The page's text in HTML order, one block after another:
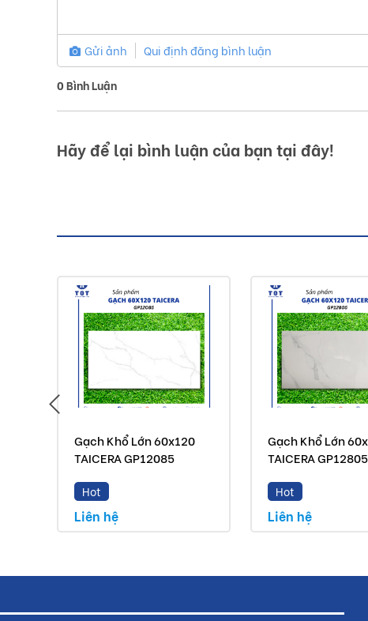
Gửi ảnh Qui định đăng bình luận
0Bình Luận
Hãy để lại bình luận của bạn tại đây!
Gạch Khổ Lớn 60x120
TAICERA GP12085
Hot
Liên hệ
Gạch Khổ Lớn
TAICERA GP12805
Hot
Liên hệ